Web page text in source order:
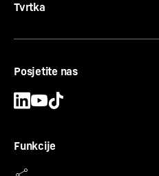
Tvrtka
Posjetite nas
Funkcije